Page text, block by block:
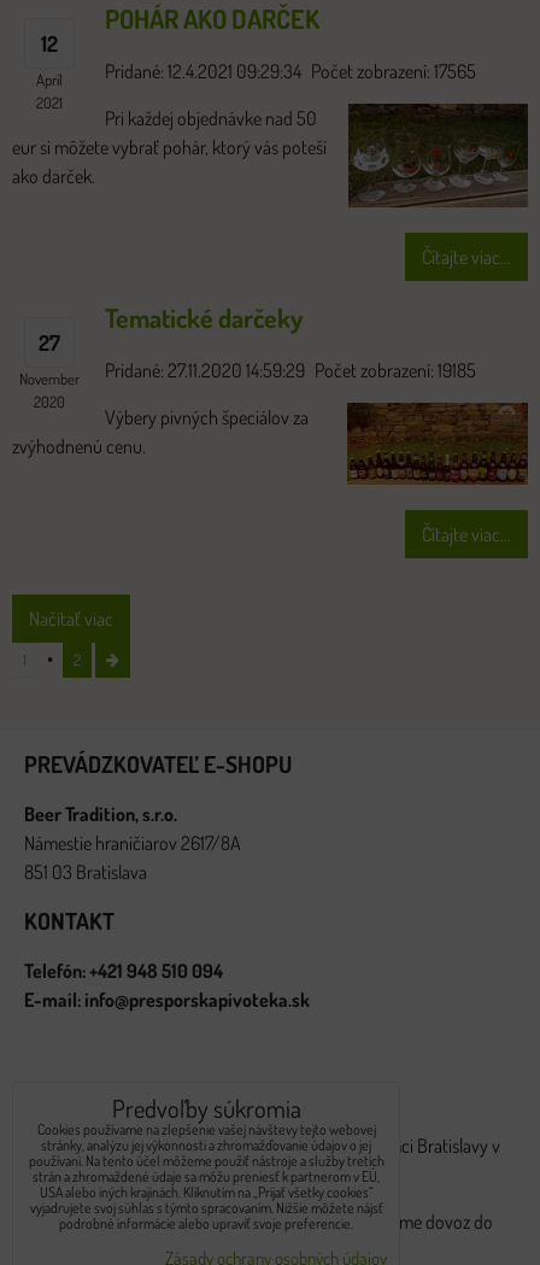
12
Apríl
2021
POHÁR AKO DARČEK
Pridané: 12.4.2021 09:29:34 Počet zobrazení: 17565
Pri každej objednávke nad 50
eur si môžete vybrať pohár, ktorý vás poteší
ako darček.
Čítajte viac...
27
November
2020
Tematické darčeky
Pridané: 27.11.2020 14:59:29 Počet zobrazení: 19185
Výbery pivných špeciálov za
zvýhodnenú cenu.
Čítajte viac...
Načítať viac
1 2
PREVÁDZKOVATEĽ E-SHOPU
Beer Tradition, s.r.o.
Námestie hraničiarov 2617/8A
851 03 Bratislava
KONTAKT
Telefón: +421 948 510 094
E-mail: info@presporskapivoteka.sk
ROZVOZ OBJEDNÁVOK
Rozvoz internetových objednávok realizujeme v rámci Bratislavy v
pondelky, stredy a piatky v čase od 9:00 do 16:00.
Pri voľbe výdajného miestaStupava - Makovice
robíme dovoz do
dvoch pracovných dní.
Predvoľby súkromia
Cookies používame na zlepšenie vašej návštevy tejto webovej
stránky, analýzu jej výkonnosti a zhromažďovanie údajov o jej
používaní. Na tento účel môžeme použiť nástroje a služby tretích
strán a zhromaždené údaje sa môžu preniesť k partnerom v EÚ,
USA alebo iných krajinách. Kliknutím na „Prijať všetky cookies“
vyjadrujete svoj súhlas s týmto spracovaním. Nižšie môžete nájsť
podrobné informácie alebo upraviť svoje preferencie.
Zásady ochrany osobných údajov